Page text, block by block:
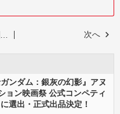
次へ
ンダム：銀灰の幻影』アヌ
ョン映画祭 公式コンペティ
選出・正式出品決定！